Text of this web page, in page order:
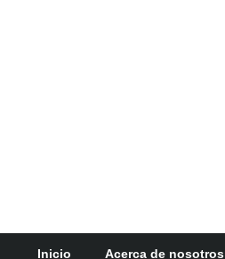
Inicio Acerca de nosotros